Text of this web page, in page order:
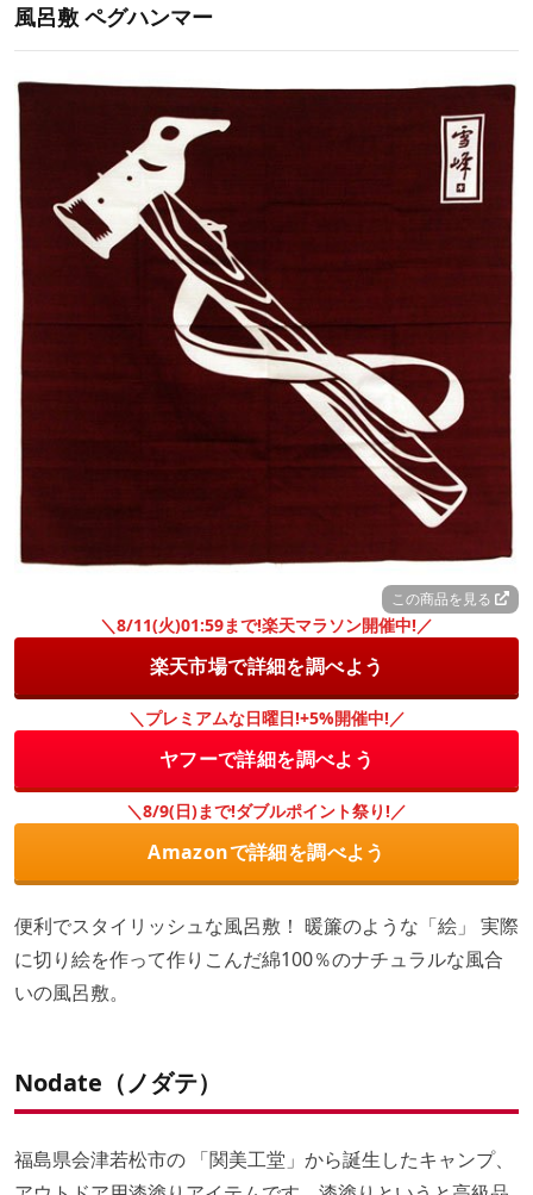
風呂敷 ペグハンマー
この商品を見る
＼8/11(火)01:59まで!楽天マラソン開催中!／
楽天市場で詳細を調べよう
＼プレミアムな日曜日!+5%開催中!／
ヤフーで詳細を調べよう
＼8/9(日)まで!ダブルポイント祭り!／
Amazonで詳細を調べよう
便利でスタイリッシュな風呂敷！ 暖簾のような「絵」 実際
に切り絵を作って作りこんだ綿100％のナチュラルな風合
いの風呂敷。
Nodate（ノダテ）
福島県会津若松市の 「関美工堂」から誕生したキャンプ、